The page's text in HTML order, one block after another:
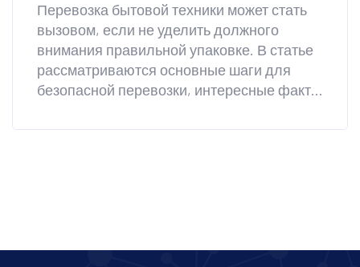
Перевозка бытовой техники может стать
вызовом, если не уделить должного
внимания правильной упаковке. В статье
рассматриваются основные шаги для
безопасной перевозки, интересные факты
сохранности вашей техники. Узнайте, как